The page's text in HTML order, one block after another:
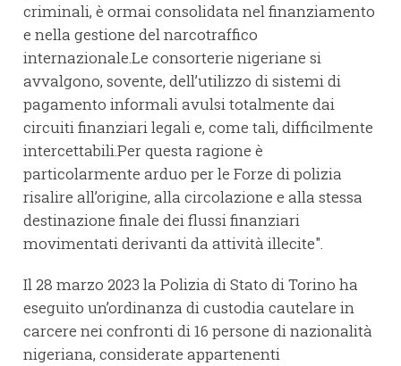
criminali, è ormai consolidata nel finanziamento
e nella gestione del narcotraffico
internazionale.Le consorterie nigeriane si
avvalgono, sovente, dell’utilizzo di sistemi di
pagamento informali avulsi totalmente dai
circuiti finanziari legali e, come tali, difficilmente
intercettabili.Per questa ragione è
particolarmente arduo per le Forze di polizia
risalire all’origine, alla circolazione e alla stessa
destinazione finale dei flussi finanziari
movimentati derivanti da attività illecite".
Il 28 marzo 2023 la Polizia di Stato di Torino ha
eseguito un’ordinanza di custodia cautelare in
carcere nei confronti di 16 persone di nazionalità
nigeriana, considerate appartenenti